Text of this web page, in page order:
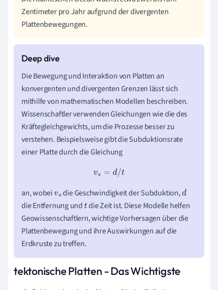
Zentimeter pro Jahr aufgrund der divergenten
Plattenbewegungen.
Die Bewegung und Interaktion von Platten an
konvergenten und divergenten Grenzen lässt sich
mithilfe von mathematischen Modellen beschreiben.
Wissenschaftler verwenden Gleichungen wie die des
Kräftegleichgewichts, um die Prozesse besser zu
verstehen. Beispielsweise gibt die Subduktionsrate
einer Platte durch die Gleichung
v s=d/t
an, wobeivs die Geschwindigkeit der Subduktion,d
die Entfernung undtdie Zeit ist. Diese Modelle helfen
Geowissenschaftlern, wichtige Vorhersagen über die
Plattenbewegung und ihre Auswirkungen auf die
Erdkruste zu treffen.
tektonische Platten - Das Wichtigste